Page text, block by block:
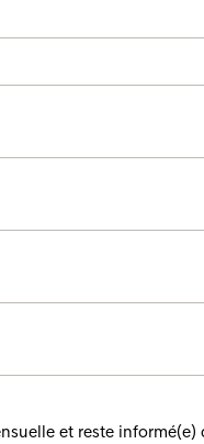
et reste